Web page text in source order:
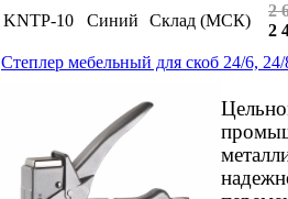
KNTP-10
Синий Склад (МСК)
2
2
Степлер мебельный для скоб 24/6,